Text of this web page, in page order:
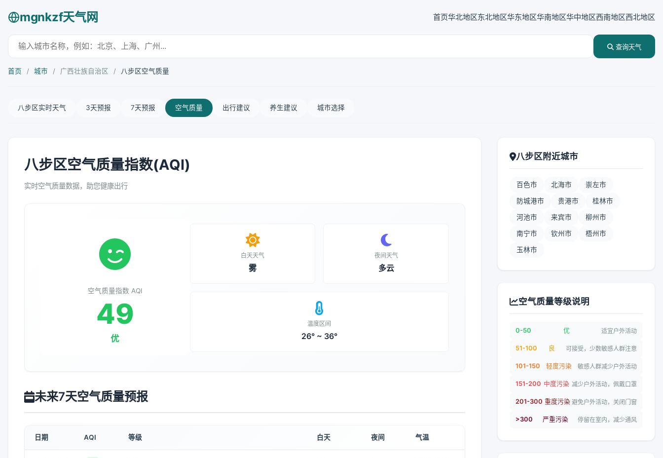
mgnkzf天气网 首页华北地区东北地区华东地区华南地区华中地区西南地区西北地区
查询天气
首页 / 城市 / 广西壮族自治区 / 八步区空气质量
八步区实时天气 3天预报 7天预报 空气质量 出行建议 养生建议 城市选择
八步区空气质量指数(AQI)
实时空气质量数据，助您健康出行
空气质量指数 AQI
49
优
白天天气
雾
夜间天气
多云
温度区间
26° ~ 36°
未来7天空气质量预报
日期 AQI 等级 白天 夜间 气温
八步区附近城市
百色市 北海市 崇左市
防城港市 贵港市 桂林市
河池市 来宾市 柳州市
南宁市 钦州市 梧州市
玉林市
空气质量等级说明
0-50 优 适宜户外活动
51-100 良 可接受，少数敏感人群注意
101-150 轻度污染 敏感人群减少户外活动
151-200 中度污染 减少户外活动，佩戴口罩
201-300 重度污染 避免户外活动，关闭门窗
>300 严重污染 停留在室内，减少通风